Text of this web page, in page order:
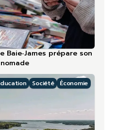
Baie‑James prépare son
Société Économie